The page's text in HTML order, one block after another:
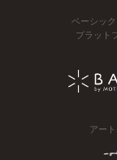
ベーシッ
プラット
アー